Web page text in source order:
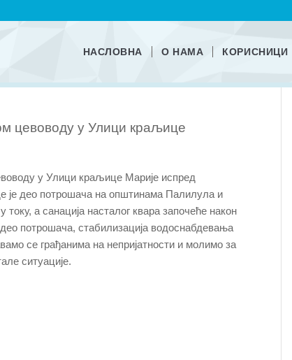
НАСЛОВНА О НАМА КОРИСНИЦИ
цевоводу у Улици краљице
у Улици краљице Марије испред
је део потрошача на општинама Палилула и
а санација насталог квара започеће након
потрошача, стабилизација водоснабдевања
се грађанима на непријатности и молимо за
ситуације.